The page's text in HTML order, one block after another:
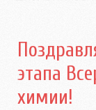
этапа
химии!